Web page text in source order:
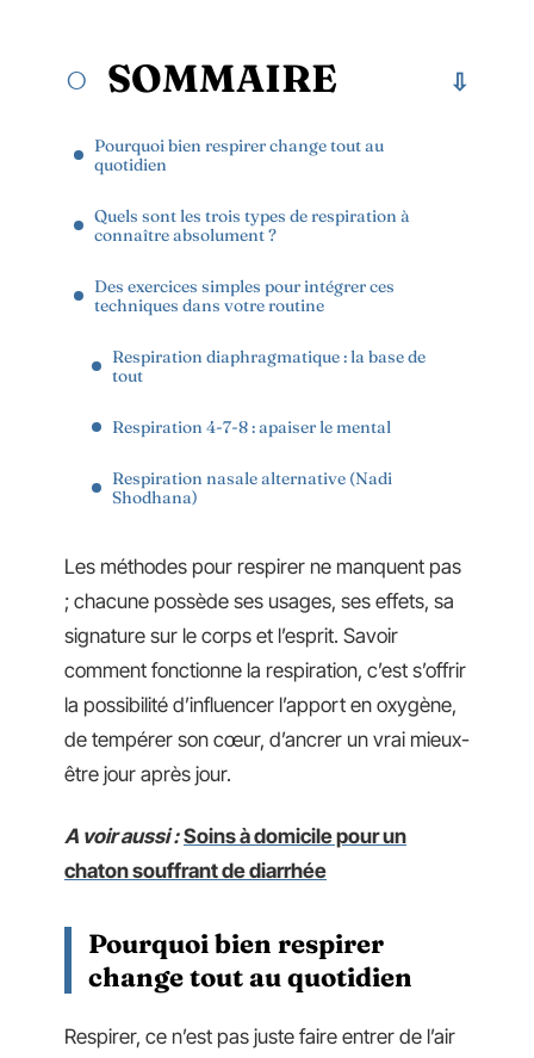
SOMMAIRE
Pourquoi bien respirer change tout au
quotidien
Quels sont les trois types de respiration à
connaître absolument ?
Des exercices simples pour intégrer ces
techniques dans votre routine
Respiration diaphragmatique : la base de
tout
Respiration 4-7-8 : apaiser le mental
Respiration nasale alternative (Nadi
Shodhana)
Les méthodes pour respirer ne manquent pas
; chacune possède ses usages, ses effets, sa
signature sur le corps et l’esprit. Savoir
comment fonctionne la respiration, c’est s’offrir
la possibilité d’influencer l’apport en oxygène,
de tempérer son cœur, d’ancrer un vrai mieux-
être jour après jour.
A voir aussi : Soins à domicile pour un
chaton souffrant de diarrhée
Pourquoi bien respirer
change tout au quotidien
Respirer, ce n’est pas juste faire entrer de l’air